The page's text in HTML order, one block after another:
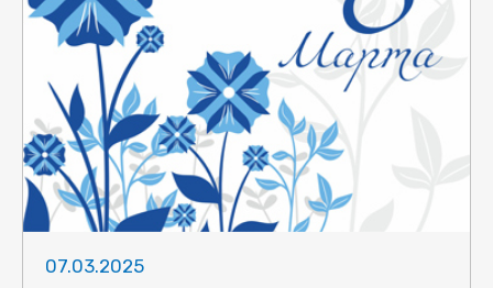
07.03.2025